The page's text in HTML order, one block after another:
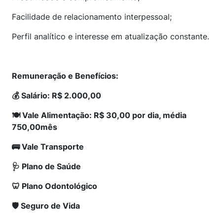
Facilidade de relacionamento interpessoal;
Perfil analítico e interesse em atualização constante.
Remuneração e Benefícios:
💰 Salário: R$ 2.000,00
🍽️ Vale Alimentação: R$ 30,00 por dia, média
750,00mês
🚌 Vale Transporte
🩺 Plano de Saúde
🦷 Plano Odontológico
🛡️ Seguro de Vida